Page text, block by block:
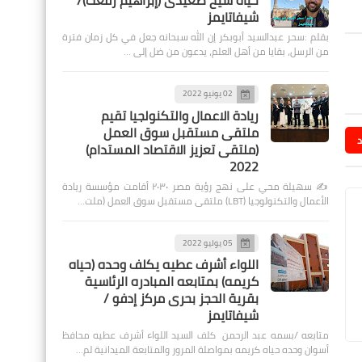
شيفاتايمز
بقلم :سحر عبدالسيد أبوبكر إن الله سبحانه جعل في كل زمان فترة
من الرسل، بقايا من أهل العلم، يدعون من ضل إلى …
02 يونيو 2022
ريادة الاعمال والتكنولجيا تقيم
ملتقى مستقبل سوق العمل
(ملتقى تعزيز الاقتصاد المستدام)
2022
✍️ سهيلة محي على نهج رؤية مصر ٢٠٣٠ أقامت مؤسسة ريادة
الأعمال والتكنولوجيا (LBT) ملتقى مستقبل سوق العمل (ملت…
05 يوليو 2022
اللواء أشرف عطيه يكلف وحده (حياه
كريمه) بمتابعه المبادره الرئاسية
بقرية الحجز بحرى مركز إدفو /
شيفاتايمز
متابعه /بسمه عبد الرحمن كلف السيد اللواء أشرف عطيه محافظ
أسوان وحده حياه كريمه بمواصلة المرور والمتابعة الميدانية لم…